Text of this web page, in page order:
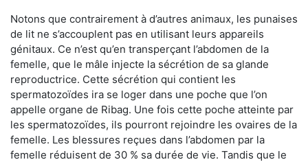
Notons que contrairement à d’autres animaux, les punaises
de lit ne s’accouplent pas en utilisant leurs appareils
génitaux. Ce n’est qu’en transperçant l’abdomen de la
femelle, que le mâle injecte la sécrétion de sa glande
reproductrice. Cette sécrétion qui contient les
spermatozoïdes ira se loger dans une poche que l’on
appelle organe de Ribag. Une fois cette poche atteinte par
les spermatozoïdes, ils pourront rejoindre les ovaires de la
femelle. Les blessures reçues dans l’abdomen par la
femelle réduisent de 30 % sa durée de vie. Tandis que le